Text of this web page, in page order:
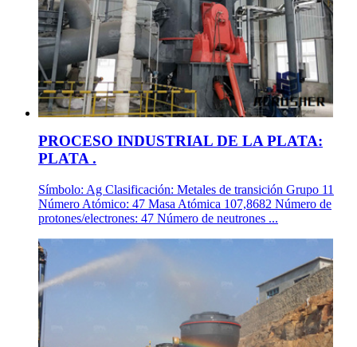
PROCESO INDUSTRIAL DE LA PLATA:
PLATA .
Símbolo: Ag Clasificación: Metales de transición Grupo 11
Número Atómico: 47 Masa Atómica 107,8682 Número de
protones/electrones: 47 Número de neutrones ...